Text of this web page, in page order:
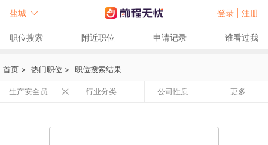
盐城 登录 | 注册
职位搜索 附近职位 申请记录 谁看过我
首页 > 热门职位 > 职位搜索结果
生产安全员 行业分类 公司性质 更多